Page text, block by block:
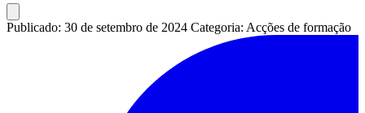
Publicado: 30 de setembro de 2024 Categoria: Acções de formação